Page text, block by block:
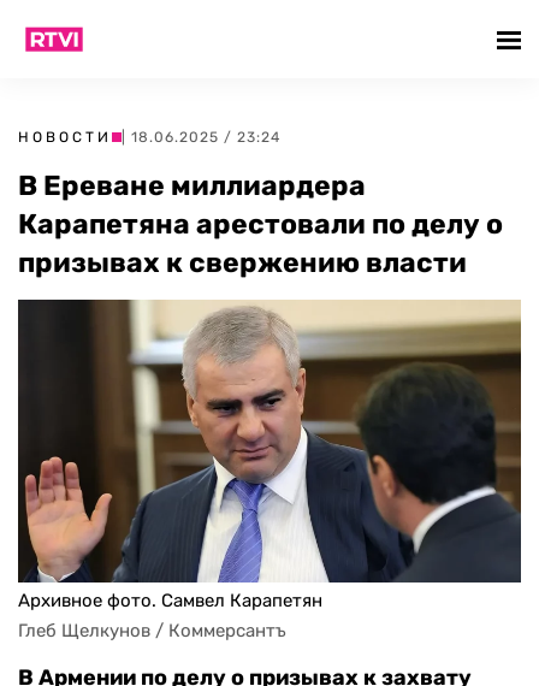
НОВОСТИ | 18.06.2025 / 23:24
В Ереване миллиардера
Карапетяна арестовали по делу о
призывах к свержению власти
Архивное фото. Самвел Карапетян
Глеб Щелкунов / Коммерсантъ
В Армении по делу о призывах к захвату